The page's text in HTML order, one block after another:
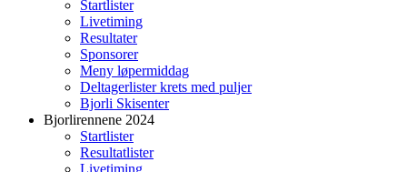
Startlister
Livetiming
Resultater
Sponsorer
Meny løpermiddag
Deltagerlister krets med puljer
Bjorli Skisenter
Bjorlirennene 2024
Startlister
Resultatlister
Livetiming